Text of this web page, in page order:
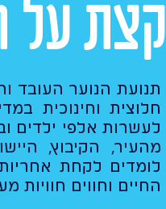
קצת על
חלוצית וחינוכית
לעשרות אלפי ילדים
מהעיר, הקיבוץ,
לומדים לקחת
החיים וחווים חוויות